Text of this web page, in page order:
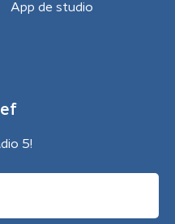
App de studio
5!